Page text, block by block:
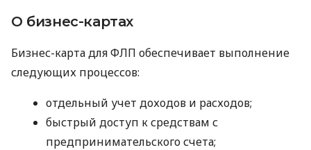
О бизнес-картах
Бизнес-карта для ФЛП обеспечивает выполнение
следующих процессов:
отдельный учет доходов и расходов;
быстрый доступ к средствам с
предпринимательского счета;